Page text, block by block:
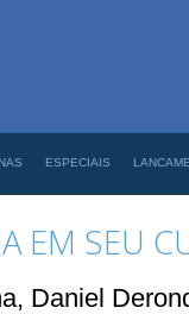
ESPECIAIS
EM SEU
Daniel